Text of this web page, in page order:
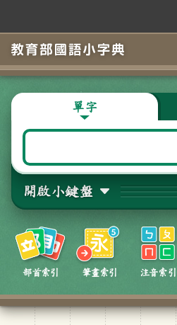
單字
開啟小鍵盤
部首索引 筆畫索引 注音索引